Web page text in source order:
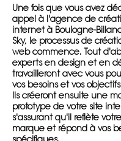
Une fois que vous avez
appel à l'agence de
internet à Boulogne-
Sky, le processus de
web commence. Tout
experts en design et en
travailleront avec vous
vos besoins et vos
Ils créeront ensuite une
prototype de votre site
s'assurant qu'il reflète
marque et répond à vos